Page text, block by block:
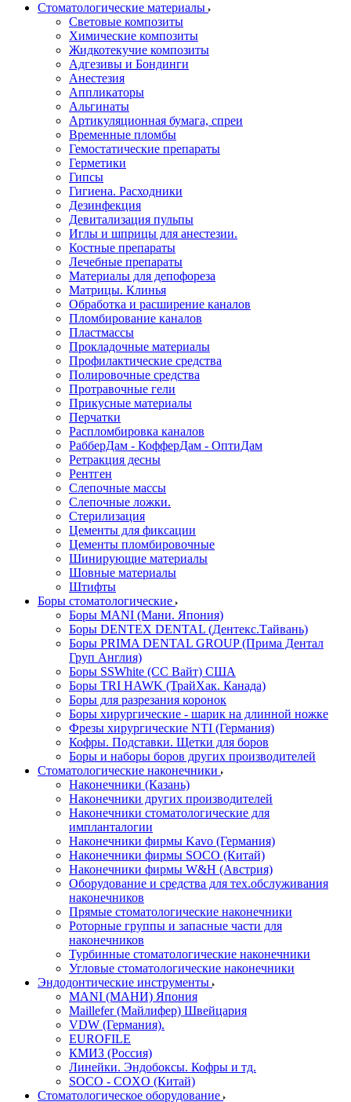
Стоматологические материалы
Световые композиты
Химические композиты
Жидкотекучие композиты
Адгезивы и Бондинги
Анестезия
Аппликаторы
Альгинаты
Артикуляционная бумага, спреи
Временные пломбы
Гемостатические препараты
Герметики
Гипсы
Гигиена. Расходники
Дезинфекция
Девитализация пульпы
Иглы и шприцы для анестезии.
Костные препараты
Лечебные препараты
Материалы для депофореза
Матрицы. Клинья
Обработка и расширение каналов
Пломбирование каналов
Пластмассы
Прокладочные материалы
Профилактические средства
Полировочные средства
Протравочные гели
Прикусные материалы
Перчатки
Распломбировка каналов
РабберДам - КофферДам - ОптиДам
Ретракция десны
Рентген
Слепочные массы
Слепочные ложки.
Стерилизация
Цементы для фиксации
Цементы пломбировочные
Шинирующие материалы
Шовные материалы
Штифты
Боры стоматологические
Боры MANI (Мани. Япония)
Боры DENTEX DENTAL (Дентекс.Тайвань)
Боры PRIMA DENTAL GROUP (Прима Дентал
Груп Англия)
Боры SSWhite (СС Вайт) США
Боры TRI HAWK (ТрайХак. Канада)
Боры для разрезания коронок
Боры хирургические - шарик на длинной ножке
Фрезы хирургические NTI (Германия)
Кофры. Подставки. Щетки для боров
Боры и наборы боров других производителей
Стоматологические наконечники
Наконечники (Казань)
Наконечники других производителей
Наконечники стоматологические для
импланталогии
Наконечники фирмы Kavo (Германия)
Наконечники фирмы SOCO (Китай)
Наконечники фирмы W&H (Австрия)
Оборудование и средства для тех.обслуживания
наконечников
Прямые стоматологические наконечники
Роторные группы и запасные части для
наконечников
Турбинные стоматологические наконечники
Угловые стоматологические наконечники
Эндодонтические инструменты
MANI (МАНИ) Япония
Maillefer (Майлифер) Швейцария
VDW (Германия).
EUROFILE
КМИЗ (Россия)
Линейки. Эндобоксы. Кофры и тд.
SOCO - COXO (Китай)
Стоматологическое оборудование